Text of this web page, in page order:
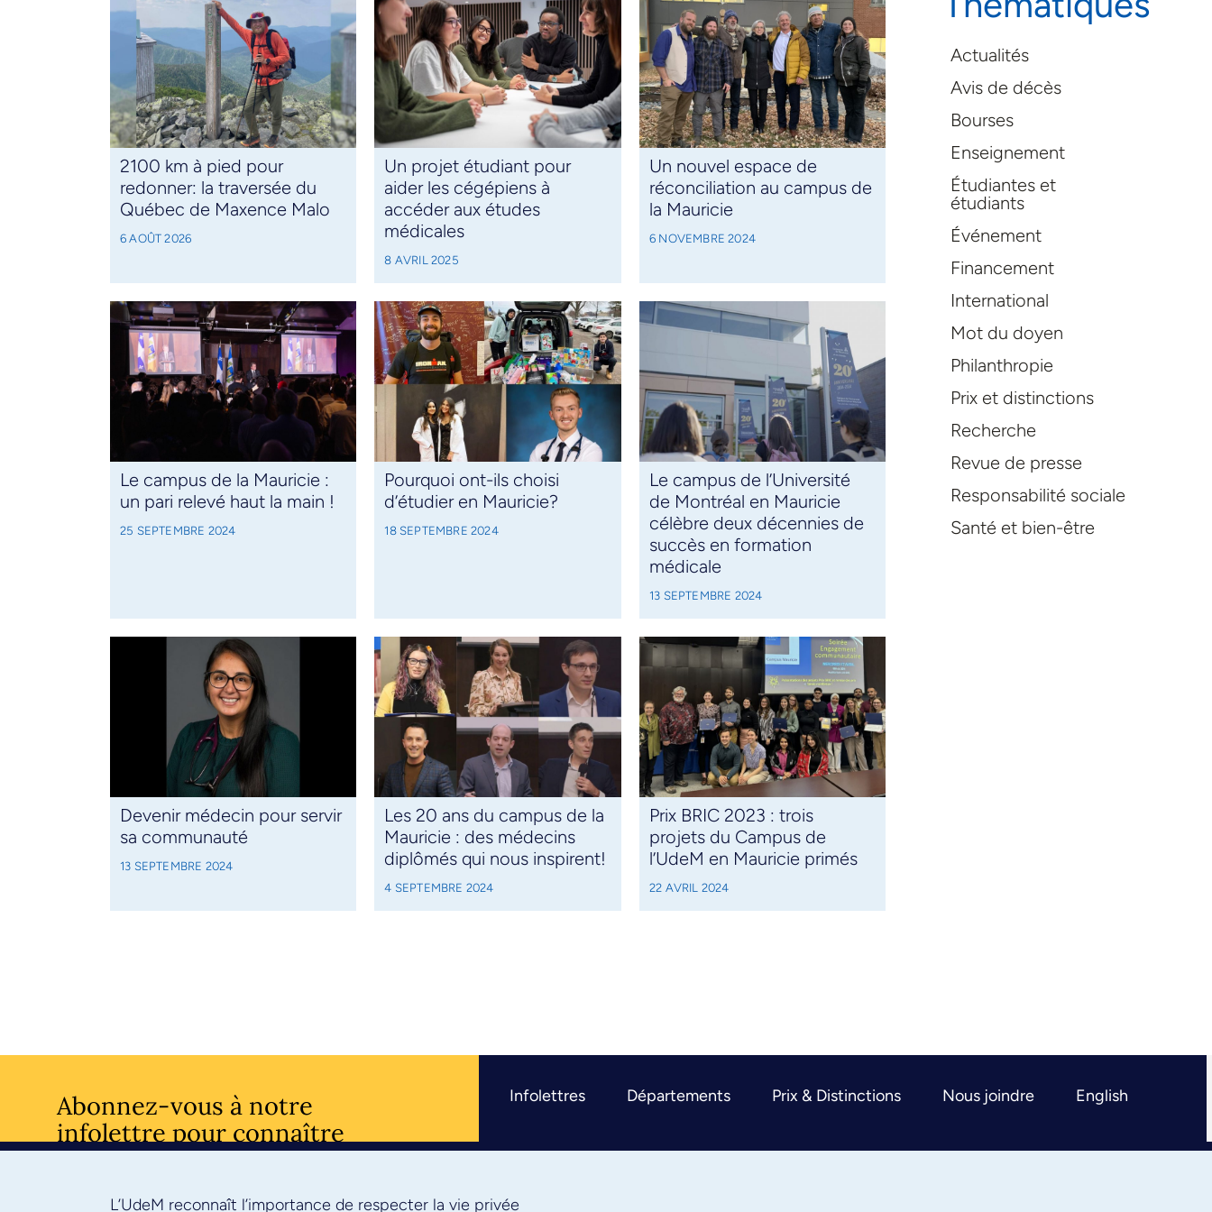
2100 km à pied pour
redonner: la traversée du
Québec de Maxence Malo
6 AOÛT 2026
Un projet étudiant pour
aider les cégépiens à
accéder aux études
médicales
8 AVRIL 2025
Un nouvel espace de
réconciliation au campus de
la Mauricie
6 NOVEMBRE 2024
Le campus de la Mauricie :
un pari relevé haut la main !
25 SEPTEMBRE 2024
Pourquoi ont-ils choisi
d’étudier en Mauricie?
18 SEPTEMBRE 2024
Le campus de l’Université
de Montréal en Mauricie
célèbre deux décennies de
succès en formation
médicale
13 SEPTEMBRE 2024
Devenir médecin pour servir
sa communauté
13 SEPTEMBRE 2024
Les 20 ans du campus de la
Mauricie : des médecins
diplômés qui nous inspirent!
4 SEPTEMBRE 2024
Prix BRIC 2023 : trois
projets du Campus de
l’UdeM en Mauricie primés
22 AVRIL 2024
Actualités
Avis de décès
Bourses
Enseignement
Étudiantes et
étudiants
Événement
Financement
International
Mot du doyen
Philanthropie
Prix et distinctions
Recherche
Revue de presse
Responsabilité sociale
Santé et bien-être
Abonnez-vous à notre
infolettre pour connaître
l’actualité facultaire
Infolettres Départements Prix & Distinctions Nous joindre English
L’UdeM reconnaît l’importance de respecter la vie privée